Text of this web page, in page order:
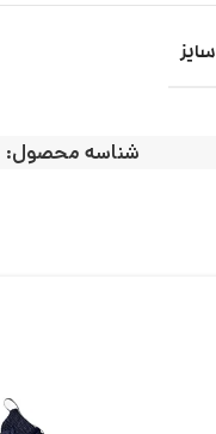
سایز
شناسه محصول: